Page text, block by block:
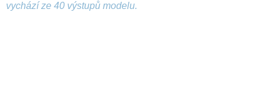
vychází ze 40 výstupů modelu.